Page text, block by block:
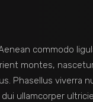
commodo
montes,
Phasellus viverra
ullamcorper